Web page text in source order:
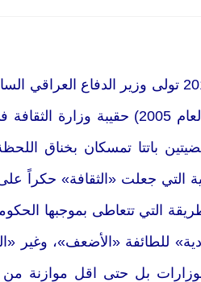
في مطلع العام 2011 تولى وزير الدفاع
إبراهيم الجعفري العام 2005)
باتتا تمسكان بخناق اللحظة
التي تتعاطى بموجبها
للطائفة «الأضعف»، وغير
الوزارات بل حتى اقل